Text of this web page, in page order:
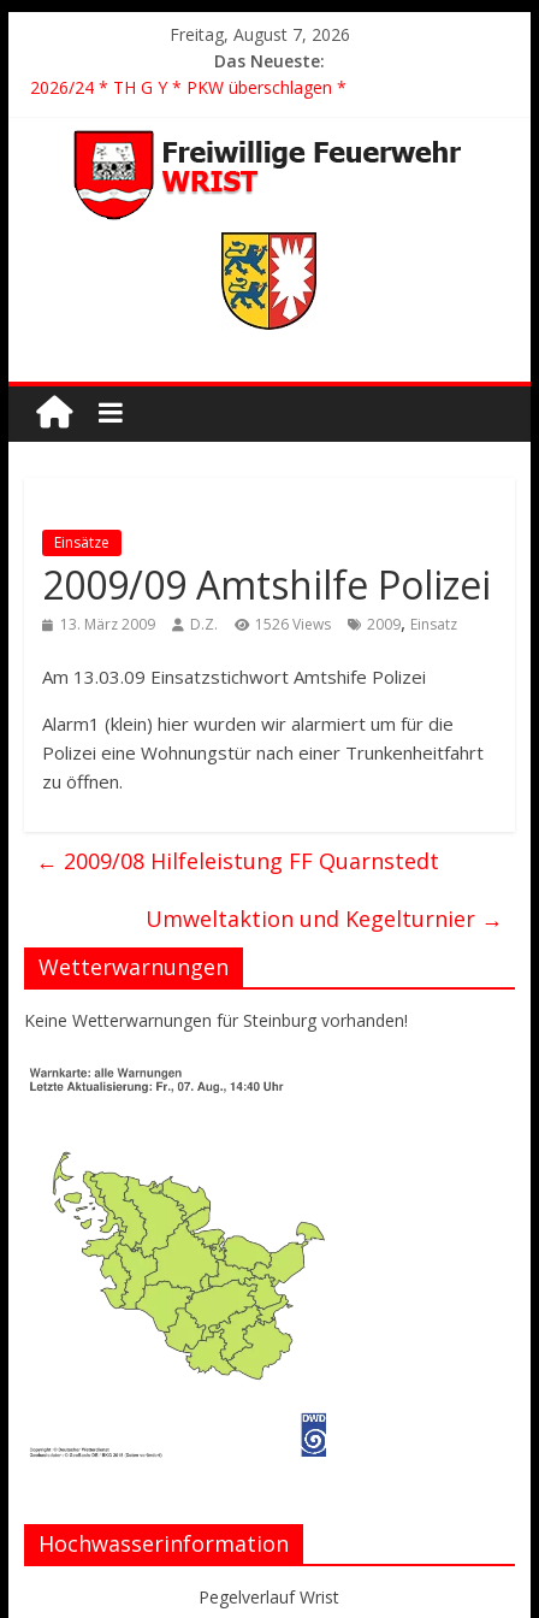
Freitag, August 7, 2026
Das Neueste:
2026/24 * TH G Y * PKW überschlagen *
2026/22 TH Y * VU * 1 Person klemmt * Hingstheide
Der schönste Einsatz des Jahres 2026
2026/21 Löschhilfe * FEU WALD * Feuer/Rauchentwicklung *
Föhrden-Barl *
Einsätze
2009/09 Amtshilfe Polizei
13. März 2009 D.Z. 1526 Views 2009, Einsatz
Am 13.03.09 Einsatzstichwort Amtshife Polizei
Alarm1 (klein) hier wurden wir alarmiert um für die
Polizei eine Wohnungstür nach einer Trunkenheitfahrt
zu öffnen.
← 2009/08 Hilfeleistung FF Quarnstedt
Umweltaktion und Kegelturnier →
Wetterwarnungen
Keine Wetterwarnungen für Steinburg vorhanden!
Hochwasserinformation
Pegelverlauf Wrist